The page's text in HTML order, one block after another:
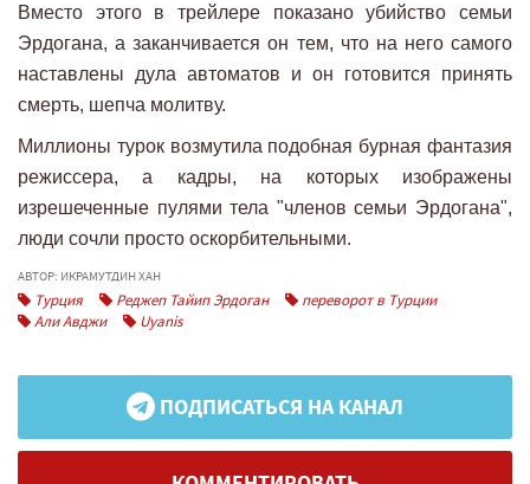
Вместо этого в трейлере показано убийство семьи
Эрдогана, а заканчивается он тем, что на него самого
наставлены дула автоматов и он готовится принять
смерть, шепча молитву.
Миллионы турок возмутила подобная бурная фантазия
режиссера, а кадры, на которых изображены
изрешеченные пулями тела "членов семьи Эрдогана",
люди сочли просто оскорбительными.
АВТОР: ИКРАМУТДИН ХАН
Турция Реджеп Тайип Эрдоган
переворот в Турции
Али Авджи
Uyanis
ПОДПИСАТЬСЯ НА КАНАЛ